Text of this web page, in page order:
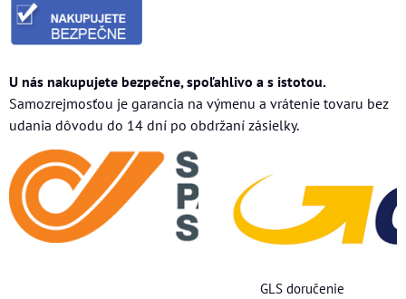
U nás nakupujete bezpečne, spoľahlivo a s istotou.
Samozrejmosťou je garancia na výmenu a vrátenie tovaru bez
udania dôvodu do 14 dní po obdržaní zásielky.
GLS doručenie